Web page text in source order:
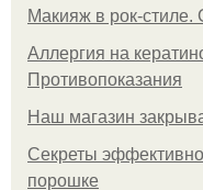
Макияж в рок-стиле.
Аллергия на
Противопоказания
Нaш магaзин
Секреты
порошке